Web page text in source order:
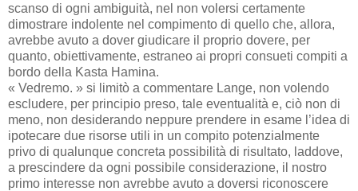
scanso di ogni ambiguità, nel non volersi certamente
dimostrare indolente nel compimento di quello che, allora,
avrebbe avuto a dover giudicare il proprio dovere, per
quanto, obiettivamente, estraneo ai propri consueti compiti a
bordo della Kasta Hamina.
« Vedremo. » si limitò a commentare Lange, non volendo
escludere, per principio preso, tale eventualità e, ciò non di
meno, non desiderando neppure prendere in esame l’idea di
ipotecare due risorse utili in un compito potenzialmente
privo di qualunque concreta possibilità di risultato, laddove,
a prescindere da ogni possibile considerazione, il nostro
primo interesse non avrebbe avuto a doversi riconoscere